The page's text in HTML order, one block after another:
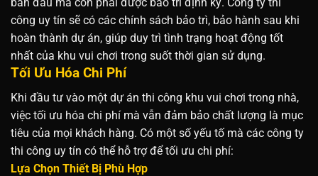
công uy tín sẽ có các chính sách bảo trì, bảo hành sau khi
hoàn thành dự án, giúp duy trì tình trạng hoạt động tốt
nhất của khu vui chơi trong suốt thời gian sử dụng.
Tối Ưu Hóa Chi Phí
Khi đầu tư vào một dự án thi công khu vui chơi trong nhà,
việc tối ưu hóa chi phí mà vẫn đảm bảo chất lượng là mục
tiêu của mọi khách hàng. Có một số yếu tố mà các công ty
thi công uy tín có thể hỗ trợ để tối ưu chi phí:
Lựa Chọn Thiết Bị Phù Hợp